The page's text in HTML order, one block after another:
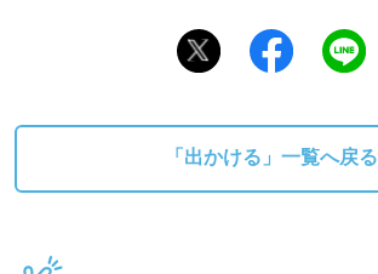
「出かける」一覧へ戻る